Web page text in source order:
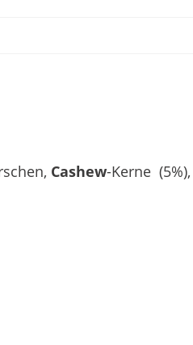
Cashew-Kerne